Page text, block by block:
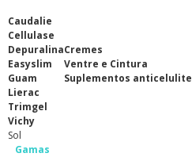
Caudalie
Cellulase
Depuralina
Easyslim
Guam
Lierac
Trimgel
Vichy
Cremes
Ventre e Cintura
Suplementos anticelulite
Sol
Gamas